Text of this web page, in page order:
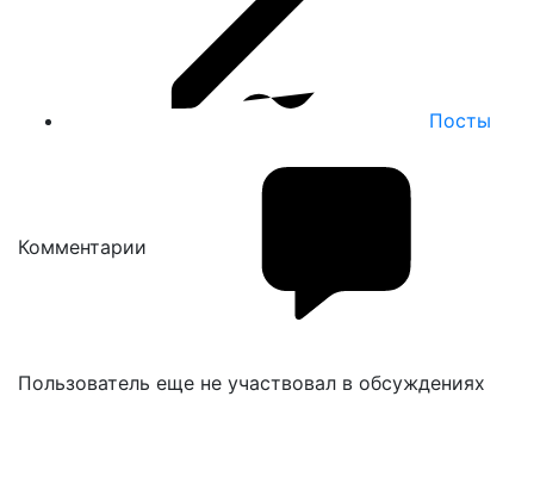
Посты
Комментарии
Пользователь еще не участвовал в обсуждениях